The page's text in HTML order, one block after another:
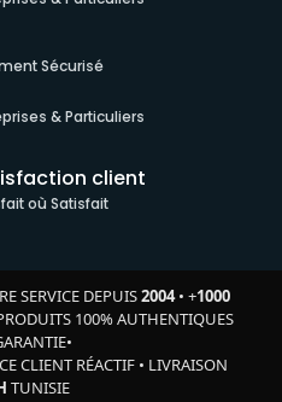
Sécurisé
& Particuliers
client
où Satisfait
SERVICE DEPUIS2004• +1000
100% AUTHENTIQUES
•
CLIENT RÉACTIF • LIVRAISON
TUNISIE